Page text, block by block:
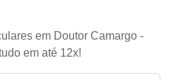
em Doutor Camargo -
em até 12x!